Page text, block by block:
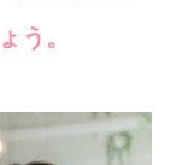
う。